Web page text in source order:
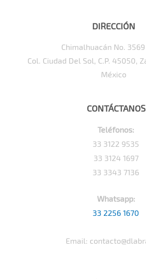
DIRECCIÓN
Chimalhuacán No. 3569
Col. Ciudad Del Sol, C.P. 45050,
México
CONTÁCTANOS
Teléfonos:
33 3122 9535
33 3124 1697
33 3343 7136
Whatsapp:
33 2256 1670
Email: